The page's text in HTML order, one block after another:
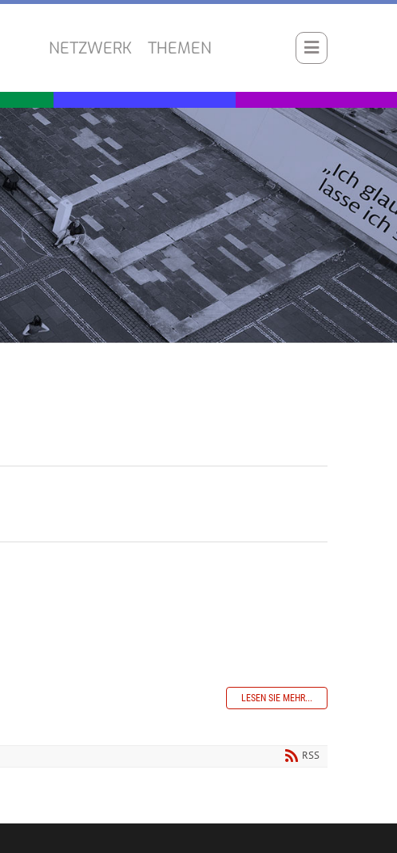
NETZWERK THEMEN
LESEN SIE MEHR...
RSS